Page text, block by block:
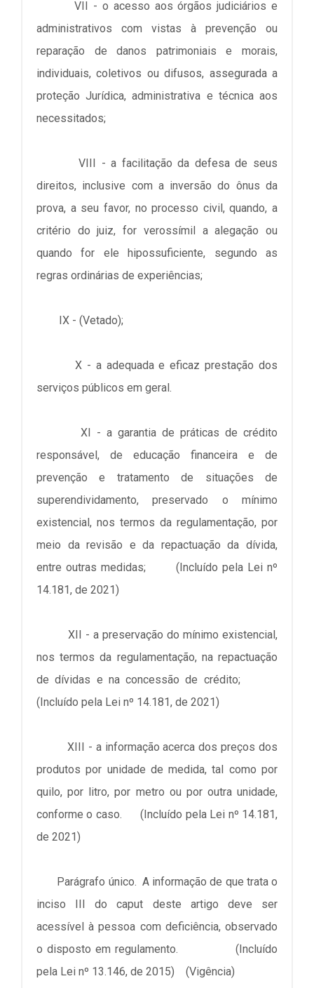
VII - o acesso aos órgãos judiciários e
administrativos com vistas à prevenção ou
reparação de danos patrimoniais e morais,
individuais, coletivos ou difusos, assegurada a
proteção Jurídica, administrativa e técnica aos
necessitados;
VIII - a facilitação da defesa de seus
direitos, inclusive com a inversão do ônus da
prova, a seu favor, no processo civil, quando, a
critério do juiz, for verossímil a alegação ou
quando for ele hipossuficiente, segundo as
regras ordinárias de experiências;
IX - (Vetado);
X - a adequada e eficaz prestação dos
serviços públicos em geral.
XI - a garantia de práticas de crédito
responsável, de educação financeira e de
prevenção e tratamento de situações de
superendividamento, preservado o mínimo
existencial, nos termos da regulamentação, por
meio da revisão e da repactuação da dívida,
entre outras medidas; (Incluído pela Lei nº
14.181, de 2021)
XII - a preservação do mínimo existencial,
nos termos da regulamentação, na repactuação
de dívidas e na concessão de crédito;
(Incluído pela Lei nº 14.181, de 2021)
XIII - a informação acerca dos preços dos
produtos por unidade de medida, tal como por
quilo, por litro, por metro ou por outra unidade,
conforme o caso. (Incluído pela Lei nº 14.181,
de 2021)
Parágrafo único. A informação de que trata o
inciso III do caput deste artigo deve ser
acessível à pessoa com deficiência, observado
o disposto em regulamento. (Incluído
pela Lei nº 13.146, de 2015) (Vigência)